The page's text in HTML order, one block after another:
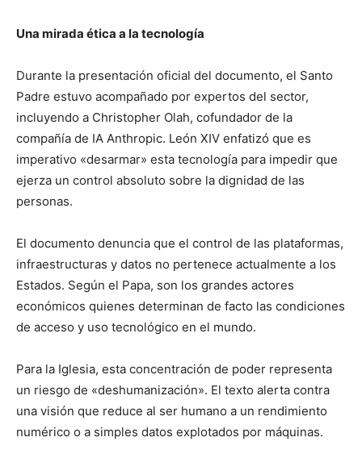
Una mirada ética a la tecnología
Durante la presentación oficial del documento, el Santo
Padre estuvo acompañado por expertos del sector,
incluyendo a Christopher Olah, cofundador de la
compañía de IA Anthropic. León XIV enfatizó que es
imperativo «desarmar» esta tecnología para impedir que
ejerza un control absoluto sobre la dignidad de las
personas.
El documento denuncia que el control de las plataformas,
infraestructuras y datos no pertenece actualmente a los
Estados. Según el Papa, son los grandes actores
económicos quienes determinan de facto las condiciones
de acceso y uso tecnológico en el mundo.
Para la Iglesia, esta concentración de poder representa
un riesgo de «deshumanización». El texto alerta contra
una visión que reduce al ser humano a un rendimiento
numérico o a simples datos explotados por máquinas.